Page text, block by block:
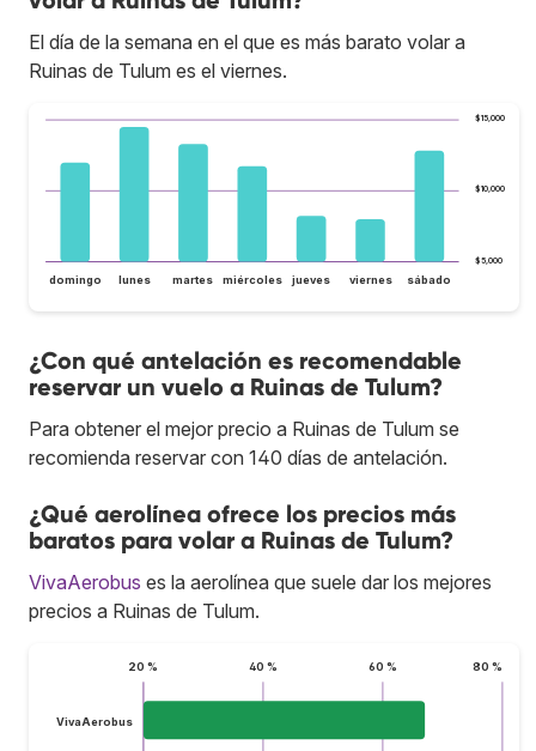
El día de la semana en el que es más barato volar a
Ruinas de Tulum es el viernes.
$5,000
$10,000
$15,000
domingo lunes martes miércoles jueves viernes sábado
¿Con qué antelación es recomendable
reservar un vuelo a Ruinas de Tulum?
Para obtener el mejor precio a Ruinas de Tulum se
recomienda reservar con 140 días de antelación.
¿Qué aerolínea ofrece los precios más
baratos para volar a Ruinas de Tulum?
VivaAerobus es la aerolínea que suele dar los mejores
precios a Ruinas de Tulum.
20 % 40 % 60 % 80 %
VivaAerobus